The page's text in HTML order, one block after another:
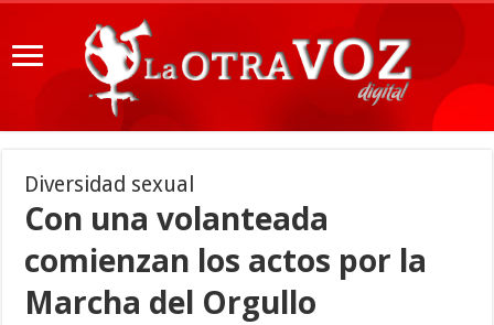
Diversidad sexual
Con una volanteada
comienzan los actos por la
Marcha del Orgullo